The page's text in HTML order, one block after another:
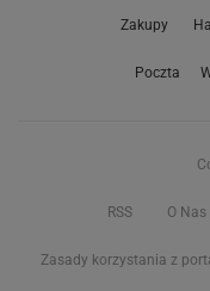
Zakupy
Poczta
RSS O Nas
Zasady korzystania z